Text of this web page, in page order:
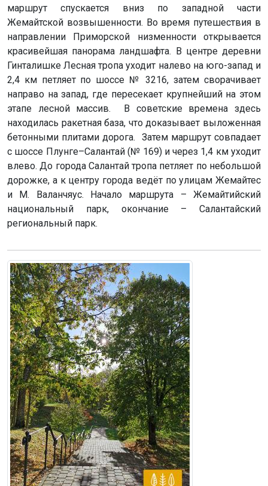
маршрут спускается вниз по западной части
Жемайтской возвышенности. Во время путешествия в
направлении Приморской низменности открывается
красивейшая панорама ландшафта. В центре деревни
Гинталишке Лесная тропа уходит налево на юго-запад и
2,4 км петляет по шоссе № 3216, затем сворачивает
направо на запад, где пересекает крупнейший на этом
этапе лесной массив. В советские времена здесь
находилась ракетная база, что доказывает выложенная
бетонными плитами дорога. Затем маршрут совпадает
с шоссе Плунге–Салантай (№ 169) и через 1,4 км уходит
влево. До города Салантай тропа петляет по небольшой
дорожке, а к центру города ведёт по улицам Жемайтес
и М. Валанчяус. Начало маршрута – Жемайтийский
национальный парк, окончание – Салантайский
региональный парк.